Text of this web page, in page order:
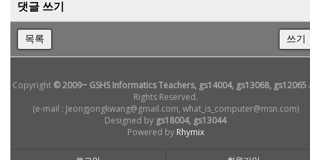
댓글 쓰기
목록 쓰기
Copyright © 2009~ GSHS Informatics Teachers, gs14004, gs13068, gs12065
Rights Reserved.
(e-mail : Jeongjongkwang@gmail.com, what_is_computer@msn.com)
Designed by gs18004, gs13044
Powered by Rhymix